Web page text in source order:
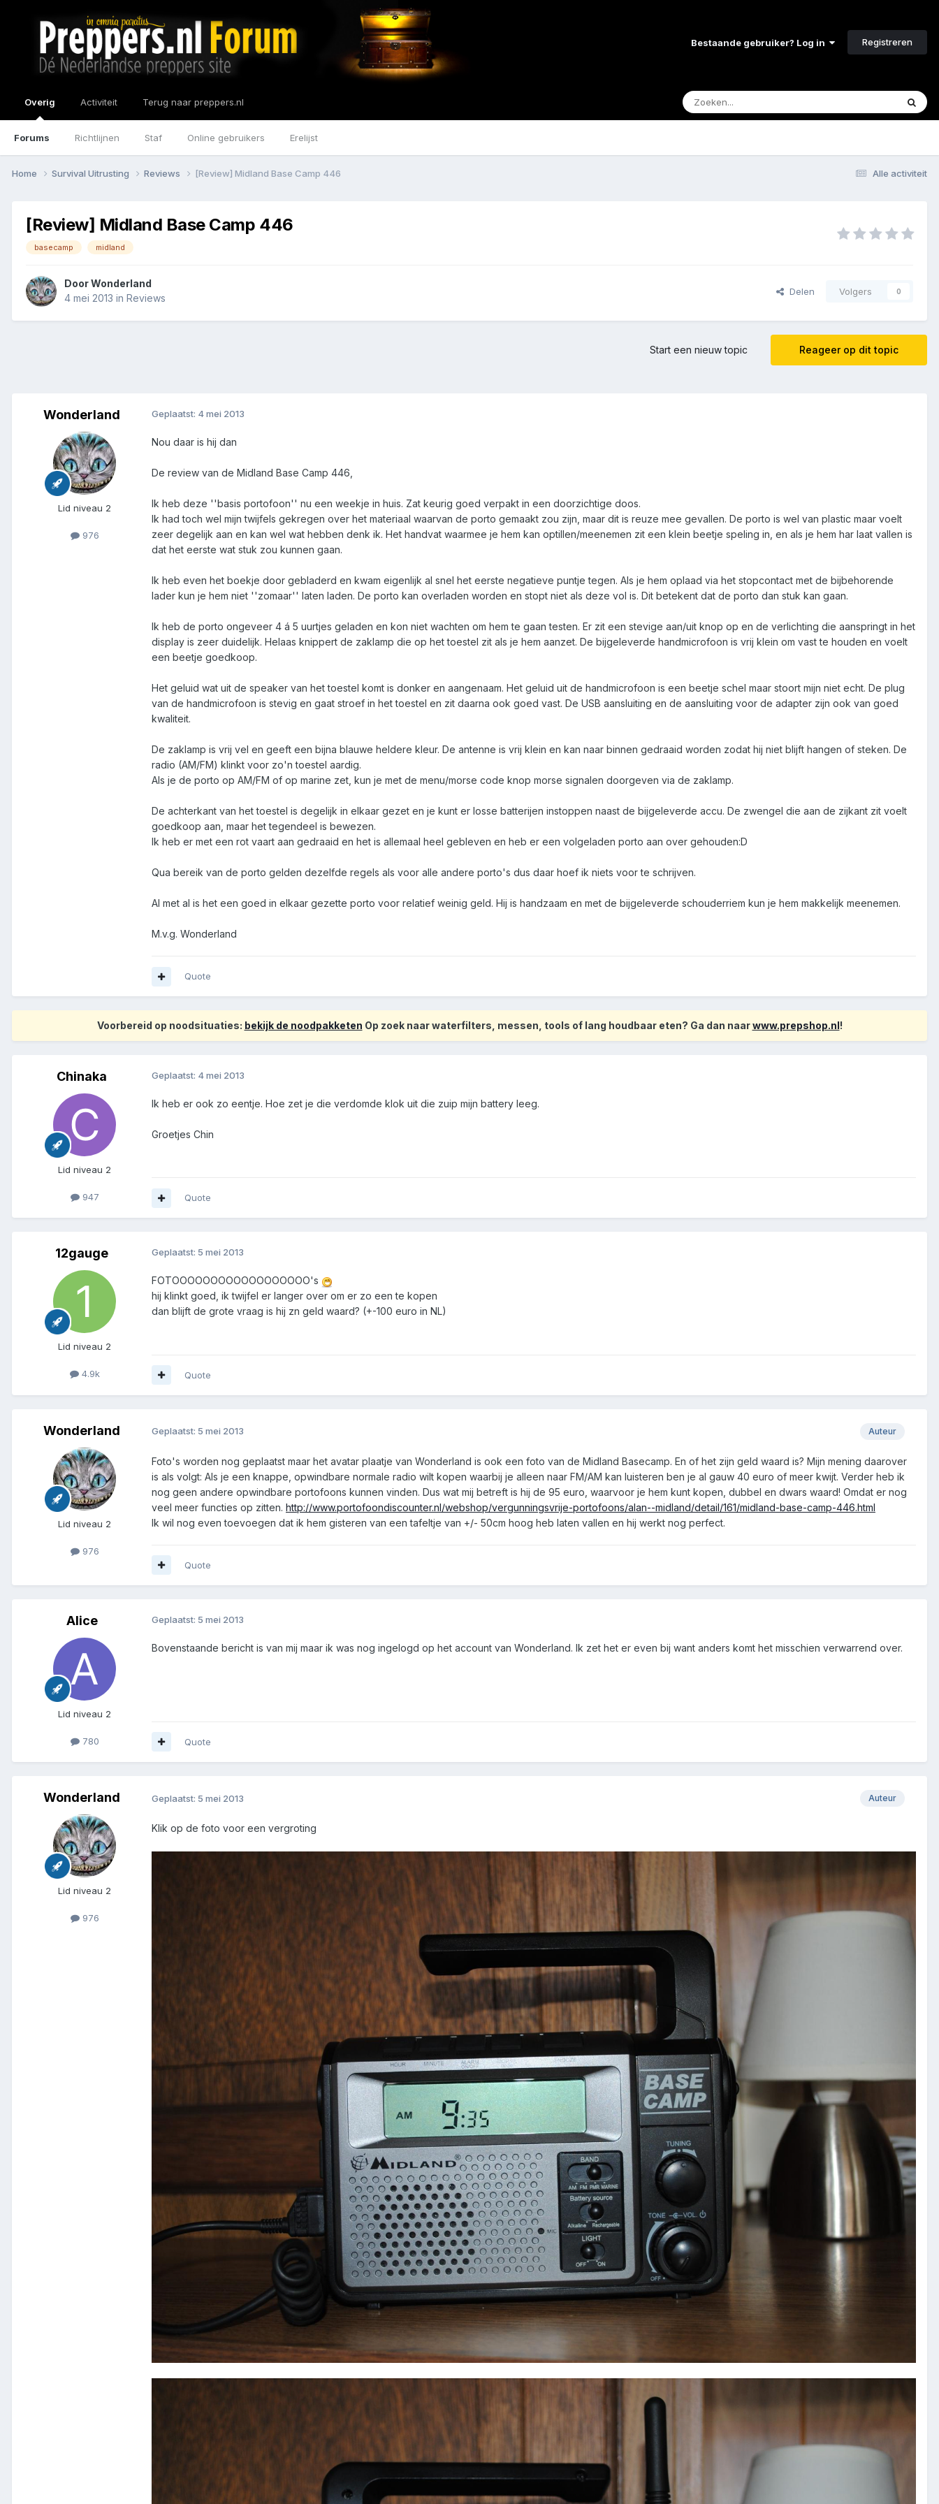
Bestaande gebruiker? Log in Registreren
Overig
Forums Richtlijnen Staf Online gebruikers Erelijst
Activiteit Terug naar preppers.nl
Alle activiteit
Home Survival Uitrusting Reviews [Review] Midland Base Camp 446
[Review] Midland Base Camp 446
basecamp midland
DoorWonderland
4 mei 2013 in Reviews
Delen Volgers 0
Reageer op dit topic
Start een nieuw topic
Wonderland
Lid niveau 2
976
Geplaatst: 4 mei 2013
Nou daar is hij dan
De review van de Midland Base Camp 446,
Ik heb deze ''basis portofoon'' nu een weekje in huis. Zat keurig goed verpakt in een doorzichtige doos.
Ik had toch wel mijn twijfels gekregen over het materiaal waarvan de porto gemaakt zou zijn, maar dit is reuze mee gevallen. De porto is wel van plastic maar voelt
zeer degelijk aan en kan wel wat hebben denk ik. Het handvat waarmee je hem kan optillen/meenemen zit een klein beetje speling in, en als je hem har laat vallen is
dat het eerste wat stuk zou kunnen gaan.
Ik heb even het boekje door gebladerd en kwam eigenlijk al snel het eerste negatieve puntje tegen. Als je hem oplaad via het stopcontact met de bijbehorende
lader kun je hem niet ''zomaar'' laten laden. De porto kan overladen worden en stopt niet als deze vol is. Dit betekent dat de porto dan stuk kan gaan.
Ik heb de porto ongeveer 4 á 5 uurtjes geladen en kon niet wachten om hem te gaan testen. Er zit een stevige aan/uit knop op en de verlichting die aanspringt in het
display is zeer duidelijk. Helaas knippert de zaklamp die op het toestel zit als je hem aanzet. De bijgeleverde handmicrofoon is vrij klein om vast te houden en voelt
een beetje goedkoop.
Het geluid wat uit de speaker van het toestel komt is donker en aangenaam. Het geluid uit de handmicrofoon is een beetje schel maar stoort mijn niet echt. De plug
van de handmicrofoon is stevig en gaat stroef in het toestel en zit daarna ook goed vast. De USB aansluiting en de aansluiting voor de adapter zijn ook van goed
kwaliteit.
De zaklamp is vrij vel en geeft een bijna blauwe heldere kleur. De antenne is vrij klein en kan naar binnen gedraaid worden zodat hij niet blijft hangen of steken. De
radio (AM/FM) klinkt voor zo'n toestel aardig.
Als je de porto op AM/FM of op marine zet, kun je met de menu/morse code knop morse signalen doorgeven via de zaklamp.
De achterkant van het toestel is degelijk in elkaar gezet en je kunt er losse batterijen instoppen naast de bijgeleverde accu. De zwengel die aan de zijkant zit voelt
goedkoop aan, maar het tegendeel is bewezen.
Ik heb er met een rot vaart aan gedraaid en het is allemaal heel gebleven en heb er een volgeladen porto aan over gehouden:D
Qua bereik van de porto gelden dezelfde regels als voor alle andere porto's dus daar hoef ik niets voor te schrijven.
Al met al is het een goed in elkaar gezette porto voor relatief weinig geld. Hij is handzaam en met de bijgeleverde schouderriem kun je hem makkelijk meenemen.
M.v.g. Wonderland
Quote
Voorbereid op noodsituaties: bekijk de noodpakketen Op zoek naar waterfilters, messen, tools of lang houdbaar eten? Ga dan naarwww.prepshop.nl!
Chinaka
Lid niveau 2
947
Geplaatst: 4 mei 2013
Ik heb er ook zo eentje. Hoe zet je die verdomde klok uit die zuip mijn battery leeg.
Groetjes Chin
Quote
12gauge
Lid niveau 2
4.9k
Geplaatst: 5 mei 2013
FOTOOOOOOOOOOOOOOOOOO's
hij klinkt goed, ik twijfel er langer over om er zo een te kopen
dan blijft de grote vraag is hij zn geld waard? (+-100 euro in NL)
Quote
Wonderland
Lid niveau 2
976
Auteur
Geplaatst: 5 mei 2013
Foto's worden nog geplaatst maar het avatar plaatje van Wonderland is ook een foto van de Midland Basecamp. En of het zijn geld waard is? Mijn mening daarover
is als volgt: Als je een knappe, opwindbare normale radio wilt kopen waarbij je alleen naar FM/AM kan luisteren ben je al gauw 40 euro of meer kwijt. Verder heb ik
nog geen andere opwindbare portofoons kunnen vinden. Dus wat mij betreft is hij de 95 euro, waarvoor je hem kunt kopen, dubbel en dwars waard! Omdat er nog
veel meer functies op zitten. http://www.portofoondiscounter.nl/webshop/vergunningsvrije-portofoons/alan--midland/detail/161/midland-base-camp-446.html
Ik wil nog even toevoegen dat ik hem gisteren van een tafeltje van +/- 50cm hoog heb laten vallen en hij werkt nog perfect.
Quote
Alice
Lid niveau 2
780
Geplaatst: 5 mei 2013
Bovenstaande bericht is van mij maar ik was nog ingelogd op het account van Wonderland. Ik zet het er even bij want anders komt het misschien verwarrend over.
Quote
Wonderland
Lid niveau 2
976
Auteur
Geplaatst: 5 mei 2013
Klik op de foto voor een vergroting